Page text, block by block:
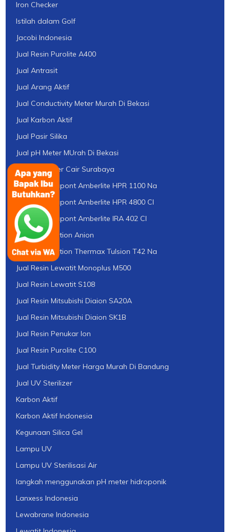
Iron Checker
Istilah dalam Golf
Jacobi Indonesia
Jual Resin Purolite A400
Jual Antrasit
Jual Arang Aktif
Jual Conductivity Meter Murah Di Bekasi
Jual Karbon Aktif
Jual Pasir Silika
Jual pH Meter MUrah Di Bekasi
Jual pH Tester Cair Surabaya
Jual Resin Dupont Amberlite HPR 1100 Na
Jual Resin Dupont Amberlite HPR 4800 Cl
Jual Resin Dupont Amberlite IRA 402 Cl
Jual Resin Kation Anion
Jual Resin Kation Thermax Tulsion T42 Na
Jual Resin Lewatit Monoplus M500
Jual Resin Lewatit S108
Jual Resin Mitsubishi Diaion SA20A
Jual Resin Mitsubishi Diaion SK1B
Jual Resin Penukar Ion
Jual Resin Purolite C100
Jual Turbidity Meter Harga Murah Di Bandung
Jual UV Sterilizer
Karbon Aktif
Karbon Aktif Indonesia
Kegunaan Silica Gel
Lampu UV
Lampu UV Sterilisasi Air
langkah menggunakan pH meter hidroponik
Lanxess Indonesia
Lewabrane Indonesia